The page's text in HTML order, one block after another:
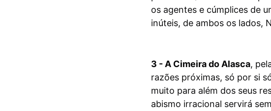
os agentes e cúmplices de
inúteis, de ambos os lados,
3 - A Cimeira do Alasca,
razões próximas, só por si
muito para além dos seus
abismo irracional servirá